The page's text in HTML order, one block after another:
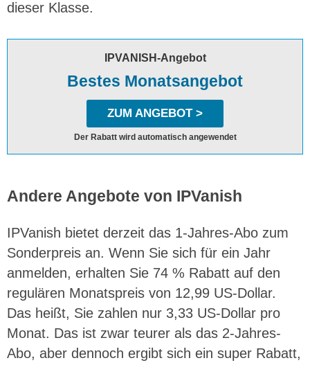
dieser Klasse.
IPVANISH-Angebot
Bestes Monatsangebot
ZUM ANGEBOT >
Der Rabatt wird automatisch angewendet
Andere Angebote von IPVanish
IPVanish bietet derzeit das 1-Jahres-Abo zum
Sonderpreis an. Wenn Sie sich für ein Jahr
anmelden, erhalten Sie 74 % Rabatt auf den
regulären Monatspreis von 12,99 US-Dollar.
Das heißt, Sie zahlen nur 3,33 US-Dollar pro
Monat. Das ist zwar teurer als das 2-Jahres-
Abo, aber dennoch ergibt sich ein super Rabatt,